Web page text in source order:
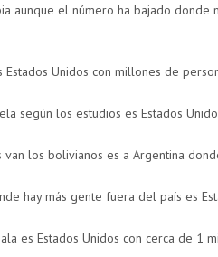
aunque el número ha bajado donde
Estados Unidos con millones de
según los estudios es Estados
van los bolivianos es a Argentina
hay más gente fuera del país es
es Estados Unidos con cerca de 1